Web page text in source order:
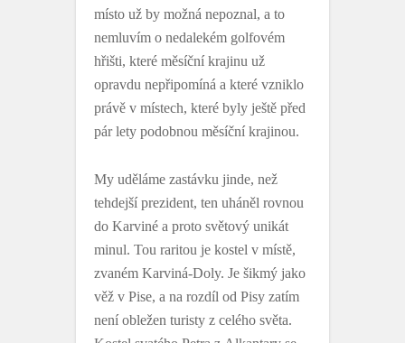
místo už by možná nepoznal, a to
nemluvím o nedalekém golfovém
hřišti, které měsíční krajinu už
opravdu nepřipomíná a které vzniklo
právě v místech, které byly ještě před
pár lety podobnou měsíční krajinou.
My uděláme zastávku jinde, než
tehdejší prezident, ten uháněl rovnou
do Karviné a proto světový unikát
minul. Tou raritou je kostel v místě,
zvaném Karviná-Doly. Je šikmý jako
věž v Pise, a na rozdíl od Pisy zatím
není obležen turisty z celého světa.